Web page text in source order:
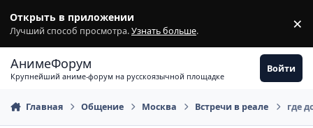
Открыть в приложении
Лучший способ просмотра.Узнать больше. ×
АнимеФорум
Крупнейший аниме-форум на русскоязычной площадке
Войти
Главная Общение Москва Встречи в реале где